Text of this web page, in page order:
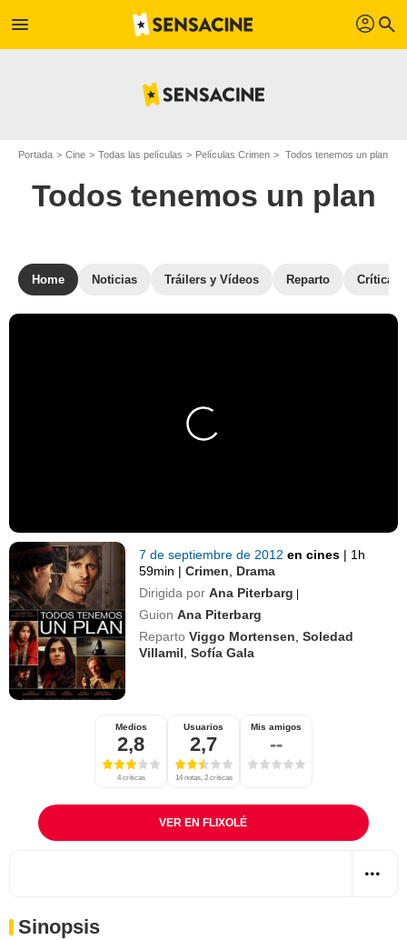
menu profil search
Portada Cine Todas las películas Películas Crimen Todos tenemos un plan
Todos tenemos un plan
Home Noticias Tráilers y Vídeos Reparto Críticas
7 de septiembre de 2012en cines | 1h
59min | Crimen
Drama
Dirigida por Ana Piterbarg |
Guion Ana Piterbarg
Reparto Viggo Mortensen ,Soledad
Villamil ,Sofía Gala
Medios
2,8
4 críticas
Usuarios
2,7
14 notas, 2 críticas
Mis amigos
--
VER EN FLIXOLÉ
Sinopsis